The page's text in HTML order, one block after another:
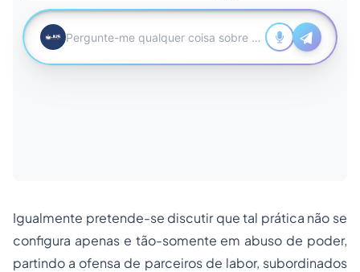
Igualmente pretende-se discutir que tal prática não se
configura apenas e tão-somente em abuso de poder,
partindo a ofensa de parceiros de labor, subordinados